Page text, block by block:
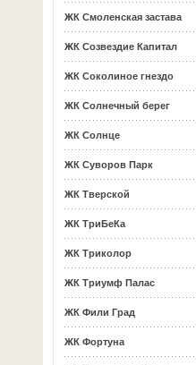
ЖК Смоленская застава
ЖК Созвездие Капитал
ЖК Соколиное гнездо
ЖК Солнечный берег
ЖК Солнце
ЖК Суворов Парк
ЖК Тверской
ЖК ТриБеКа
ЖК Триколор
ЖК Триумф Палас
ЖК Фили Град
ЖК Фортуна